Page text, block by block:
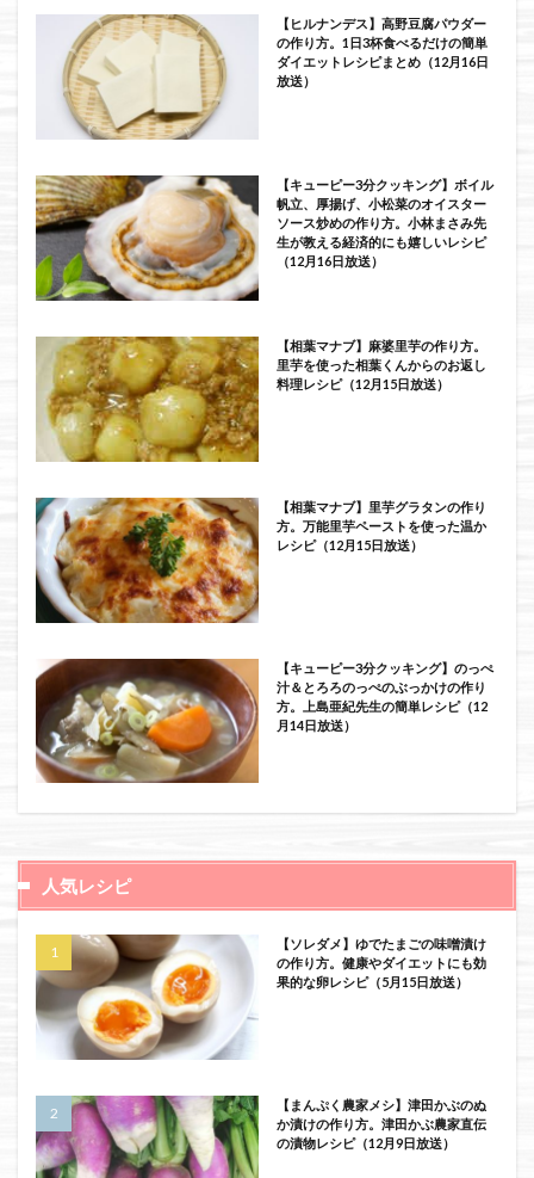
【ヒルナンデス】高野豆腐パウダー
の作り方。1日3杯食べるだけの簡単
ダイエットレシピまとめ（12月16日
放送）
【キューピー3分クッキング】ボイル
帆立、厚揚げ、小松菜のオイスター
ソース炒めの作り方。小林まさみ先
生が教える経済的にも嬉しいレシピ
（12月16日放送）
【相葉マナブ】麻婆里芋の作り方。
里芋を使った相葉くんからのお返し
料理レシピ（12月15日放送）
【相葉マナブ】里芋グラタンの作り
方。万能里芋ペーストを使った温か
レシピ（12月15日放送）
【キューピー3分クッキング】のっぺ
汁＆とろろのっぺのぶっかけの作り
方。上島亜紀先生の簡単レシピ（12
月14日放送）
人気レシピ
【ソレダメ】ゆでたまごの味噌漬け
の作り方。健康やダイエットにも効
果的な卵レシピ（5月15日放送）
【まんぷく農家メシ】津田かぶのぬ
か漬けの作り方。津田かぶ農家直伝
の漬物レシピ（12月9日放送）